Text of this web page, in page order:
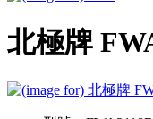
北極牌